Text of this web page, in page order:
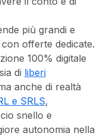
più grandi e
offerte dedicate.
100% digitale
di liberi
anche di realtà
e SRLS,
snello e
autonomia nella